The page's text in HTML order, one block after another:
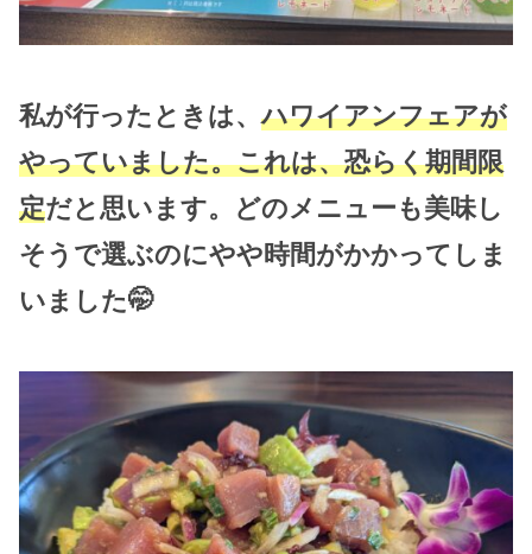
私が行ったときは、ハワイアンフェアが
やっていました。これは、恐らく期間限
定だと思います。どのメニューも美味し
そうで選ぶのにやや時間がかかってしま
いました🤭